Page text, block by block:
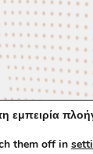
εμπειρία
them off in